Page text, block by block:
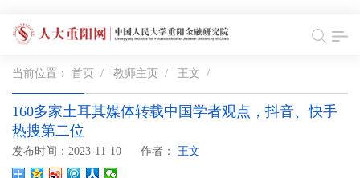
当前位置： 首页 / 教师主页 / 王文 /
160多家土耳其媒体转载中国学者观点，抖音、快手
热搜第二位
发布时间：2023-11-10 作者： 王文